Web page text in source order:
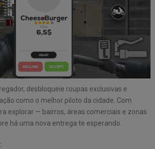
desbloqueie roupas exclusivas e
como o melhor piloto da cidade. Com
explorar — bairros, áreas comerciais e zonas
há uma nova entrega te esperando.